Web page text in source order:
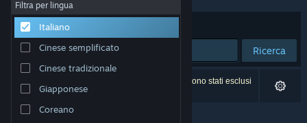
Assistenza
Cambia la lingua
Ottieni l'app mobile di Steam
Filtra per lingua
Italiano
Cinese semplificato
Cinese tradizionale
Giapponese
Coreano
Ordina per Rilevanza
Ricerca
0 risultati corrispondono alla tua ricerca. 2 titoli sono stati esclusi
in base alle tue preferenze.